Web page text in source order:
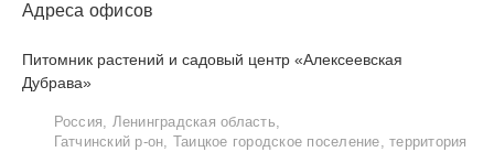
Адреса офисов
Питомник растений и садовый центр «Алексеевская
Дубрава»
Россия, Ленинградская область,
Гатчинский р‑он, Таицкое городское поселение, территория